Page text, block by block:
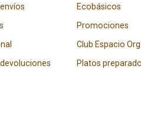
Ecobásicos
Promociones
Club Espacio
Platos